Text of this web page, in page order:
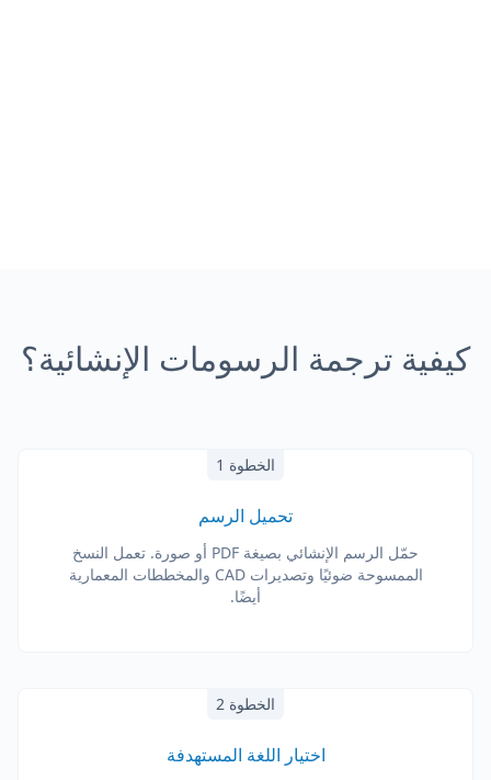
كيفية ترجمة الرسومات الإنشائية؟
الخطوة 1
تحميل الرسم
حمّل الرسم الإنشائي بصيغة PDF أو صورة. تعمل النسخ
الممسوحة ضوئيًا وتصديرات CAD والمخططات المعمارية
أيضًا.
الخطوة 2
اختيار اللغة المستهدفة